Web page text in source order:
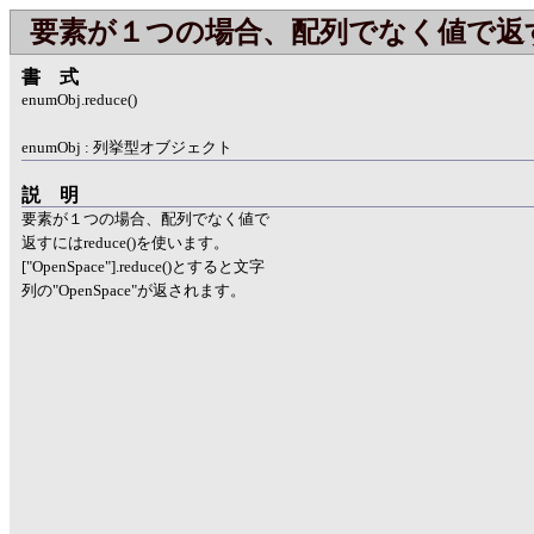
要素が１つの場合、配列でなく値で返
書式
enumObj.reduce()
enumObj : 列挙型オブジェクト
説明
要素が１つの場合、配列でなく値で
返すにはreduce()を使います。
["OpenSpace"].reduce()とすると文字
列の"OpenSpace"が返されます。